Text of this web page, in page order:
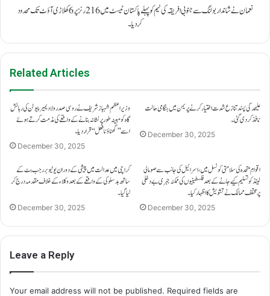
نعمان نے شاندار بولنگ سے جنوبی افریقہ کی ٹیم کو پہلے پاکستان ٹیسٹ میں 216 رنز پر 6 کھلاڑی آؤٹ تک محدود
کر دیا۔
Related Articles
وزیراعظم شہباز شریف نے روسی صدر ولادیمیر پیوٹن کی رہائش
گاہ کو مبینہ طور پر نشانہ بنانے کے واقعے کی مذمت کرتے ہوئے
اسے ’’گھناؤنا فعل‘‘ قرار دیا۔
December 30, 2025
علیحدگی پسند تنازع شدت اختیار کرنے پر یمن میں ہنگامی حالت
نافذ کر دی گئی۔
December 30, 2025
کراچی میں عدالت میں پیشی کے دوران یوٹیوبر رجب بٹ کے
ساتھ بدسلوکی کے واقعے کے بعد وکلاء کے خلاف مقدمہ درج کر
لیا گیا۔
December 30, 2025
اقوامِ متحدہ کی سلامتی کونسل میں، اسرائیل کی جانب سے صومالی
لینڈ کو تسلیم کیے جانے کے بعد فلسطینیوں کی ممکنہ جبری بے دخلی
پر مختلف ممالک نے تشویش کا اظہار کیا۔
December 30, 2025
Leave a Reply
Your email address will not be published. Required fields are